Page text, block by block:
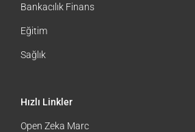
Akıllı Şehirler
Bankacılık Finans
Eğitim
Hızlı Linkler